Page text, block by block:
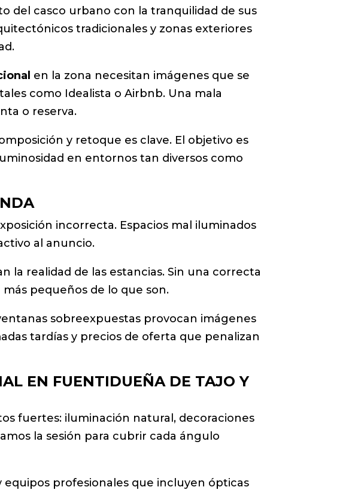
del casco urbano con la tranquilidad de sus
tradicionales y zonas exteriores
en la zona necesitan imágenes que se
como Idealista o Airbnb. Una mala
o reserva.
y retoque es clave. El objetivo es
en entornos tan diversos como
incorrecta. Espacios mal iluminados
al anuncio.
la realidad de las estancias. Sin una correcta
pequeños de lo que son.
sobreexpuestas provocan imágenes
tardías y precios de oferta que penalizan
EN FUENTIDUEÑA DE TAJO Y
fuertes: iluminación natural, decoraciones
la sesión para cubrir cada ángulo
equipos profesionales que incluyen ópticas